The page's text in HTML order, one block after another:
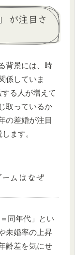
が注目さ
背景には、時
係していま
る人が増えて
取っているか
の差婚が注目
ます。
ムはなぜ
同年代」とい
未婚率の上昇
齢差を気にせ